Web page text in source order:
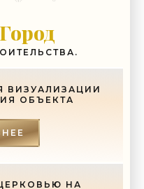
Живите той жизнью, которую
Самая большая нищета —
— самолюбование.
ВИЗУАЛИЗАЦИИ
ОБЪЕКТА
НА